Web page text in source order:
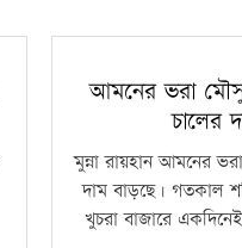
আমনের ভরা
চালের
মুন্না রায়হান আমনের
দাম বাড়ছে। গতকাল
খুচরা বাজারে